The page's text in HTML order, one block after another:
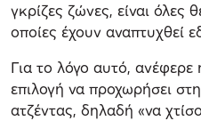
γκρίζες ζώνες, είναι όλες
οποίες έχουν αναπτυχθεί
Για το λόγο αυτό,
επιλογή να προχωρήσει
ατζέντας, δηλαδή «να